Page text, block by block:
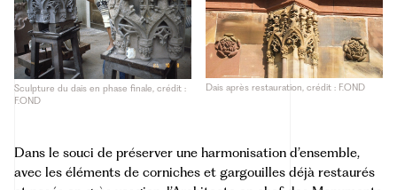
Sculpture du dais en phase finale, crédit :
F.OND
Dais après restauration, crédit : F.OND
Dans le souci de préserver une harmonisation d’ensemble,
avec les éléments de corniches et gargouilles déjà restaurés